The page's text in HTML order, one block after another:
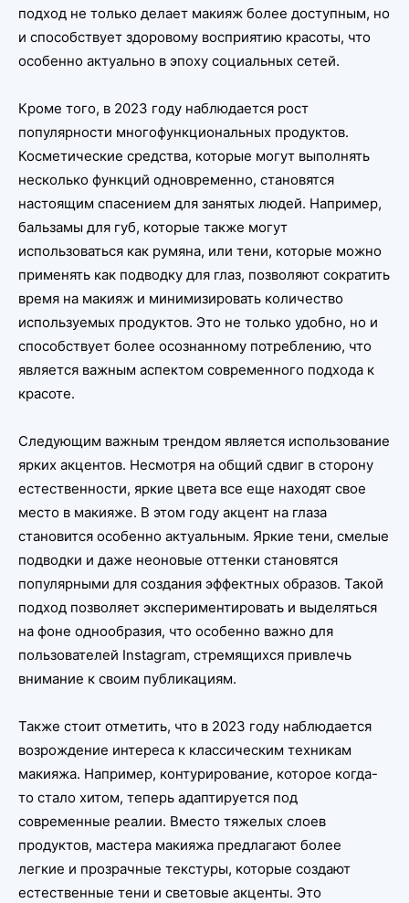
подход не только делает макияж более доступным, но
и способствует здоровому восприятию красоты, что
особенно актуально в эпоху социальных сетей.
Кроме того, в 2023 году наблюдается рост
популярности многофункциональных продуктов.
Косметические средства, которые могут выполнять
несколько функций одновременно, становятся
настоящим спасением для занятых людей. Например,
бальзамы для губ, которые также могут
использоваться как румяна, или тени, которые можно
применять как подводку для глаз, позволяют сократить
время на макияж и минимизировать количество
используемых продуктов. Это не только удобно, но и
способствует более осознанному потреблению, что
является важным аспектом современного подхода к
красоте.
Следующим важным трендом является использование
ярких акцентов. Несмотря на общий сдвиг в сторону
естественности, яркие цвета все еще находят свое
место в макияже. В этом году акцент на глаза
становится особенно актуальным. Яркие тени, смелые
подводки и даже неоновые оттенки становятся
популярными для создания эффектных образов. Такой
подход позволяет экспериментировать и выделяться
на фоне однообразия, что особенно важно для
пользователей Instagram, стремящихся привлечь
внимание к своим публикациям.
Также стоит отметить, что в 2023 году наблюдается
возрождение интереса к классическим техникам
макияжа. Например, контурирование, которое когда-
то стало хитом, теперь адаптируется под
современные реалии. Вместо тяжелых слоев
продуктов, мастера макияжа предлагают более
легкие и прозрачные текстуры, которые создают
естественные тени и световые акценты. Это